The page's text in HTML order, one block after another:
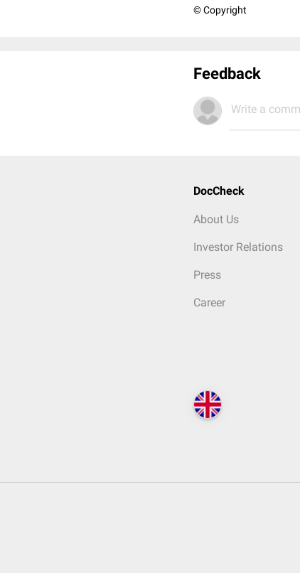
© Copyright
Feedback
Write a
DocCheck
About Us
Investor Relations
Press
Career